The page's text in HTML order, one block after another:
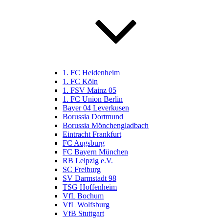
1. FC Heidenheim
1. FC Köln
1. FSV Mainz 05
1. FC Union Berlin
Bayer 04 Leverkusen
Borussia Dortmund
Borussia Mönchengladbach
Eintracht Frankfurt
FC Augsburg
FC Bayern München
RB Leipzig e.V.
SC Freiburg
SV Darmstadt 98
TSG Hoffenheim
VfL Bochum
VfL Wolfsburg
VfB Stuttgart